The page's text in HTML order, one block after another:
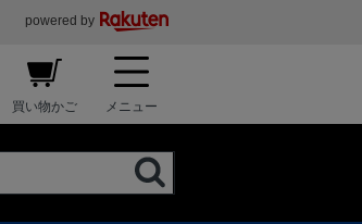
powered by
買い物かご メニュー